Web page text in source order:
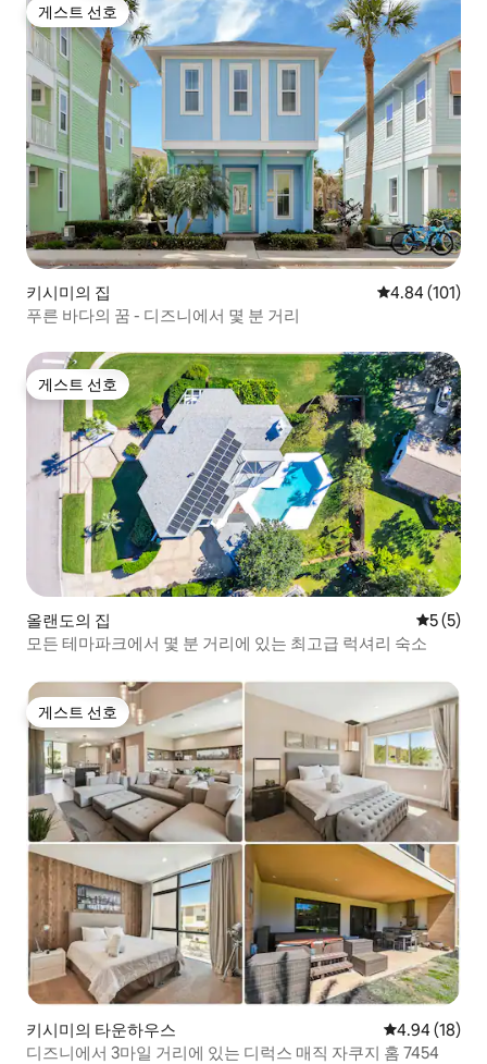
게스트 선호
게스트 선호
키시미의 집 평점 4.84점(5
4.84 (101)
푸른 바다의 꿈 - 디즈니에서 몇 분 거리
게스트 선호
게스트 선호
올랜도의 집 평점 5점
5 (5)
모든 테마파크에서 몇 분 거리에 있는 최고급 럭셔리 숙소
게스트 선호
게스트 선호
키시미의 타운하우스 평점 4.94점(5
4.94 (18)
디즈니에서 3마일 거리에 있는 디럭스 매직 자쿠지 홈 7454